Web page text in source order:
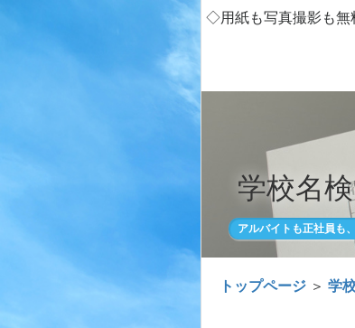
◇用紙も写真撮影も
学校名
アルバイトも正社員も
トップページ ＞ 学